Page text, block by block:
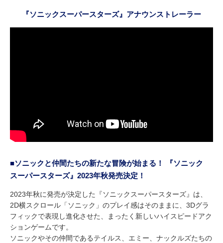
『ソニックスーパースターズ』アナウンストレーラー
■ソニックと仲間たちの新たな冒険が始まる！ 『ソニック
スーパースターズ』2023年秋発売決定！
2023年秋に発売が決定した『ソニックスーパースターズ』は、
2D横スクロール「ソニック」のプレイ感はそのままに、3Dグラ
フィックで表現し進化させた、まったく新しいハイスピードアク
ションゲームです。
ソニックやその仲間であるテイルス、エミー、ナックルズたちの